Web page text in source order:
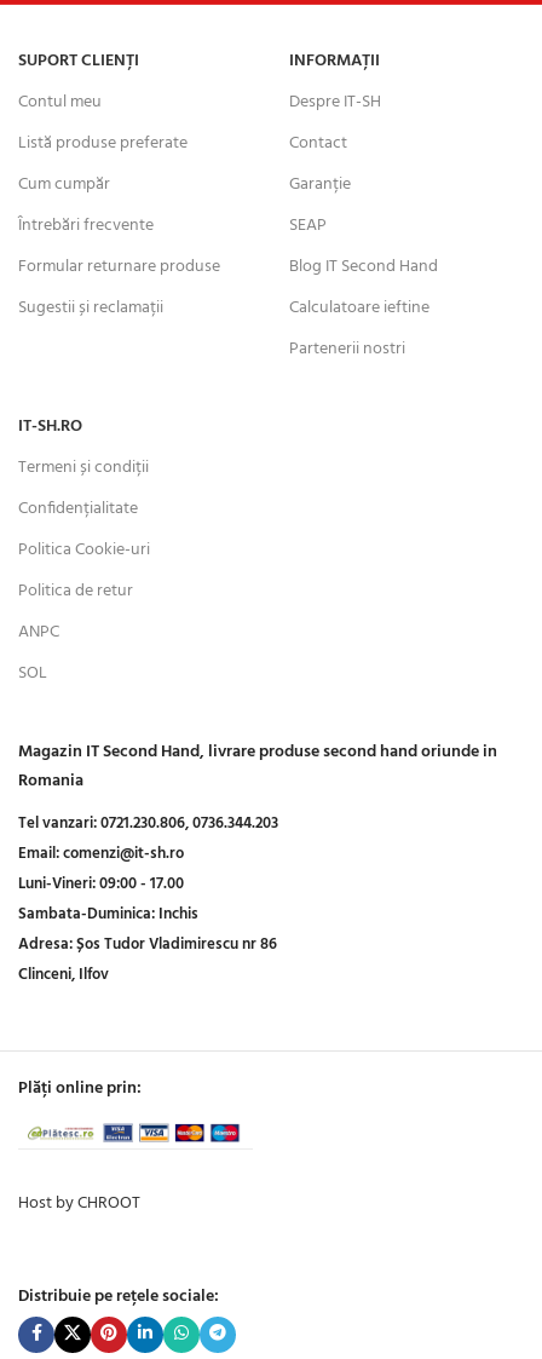
SUPORT CLIENȚI
Contul meu
Listă produse preferate
Cum cumpăr
Întrebări frecvente
Formular returnare produse
Sugestii și reclamații
INFORMAȚII
Despre IT-SH
Contact
Garanție
SEAP
Blog IT Second Hand
Calculatoare ieftine
Partenerii nostri
IT-SH.RO
Termeni și condiții
Confidențialitate
Politica Cookie-uri
Politica de retur
ANPC
SOL
Magazin IT Second Hand, livrare produse second hand oriunde in
Romania
Tel vanzari:0721.230.806,0736.344.203
Email:comenzi@it-sh.ro
Luni-Vineri:09:00 - 17.00
Sambata-Duminica:Inchis
Adresa:Șos Tudor Vladimirescu nr 86
Clinceni, Ilfov
Plăți online prin:
Host by CHROOT
Distribuie pe rețele sociale: